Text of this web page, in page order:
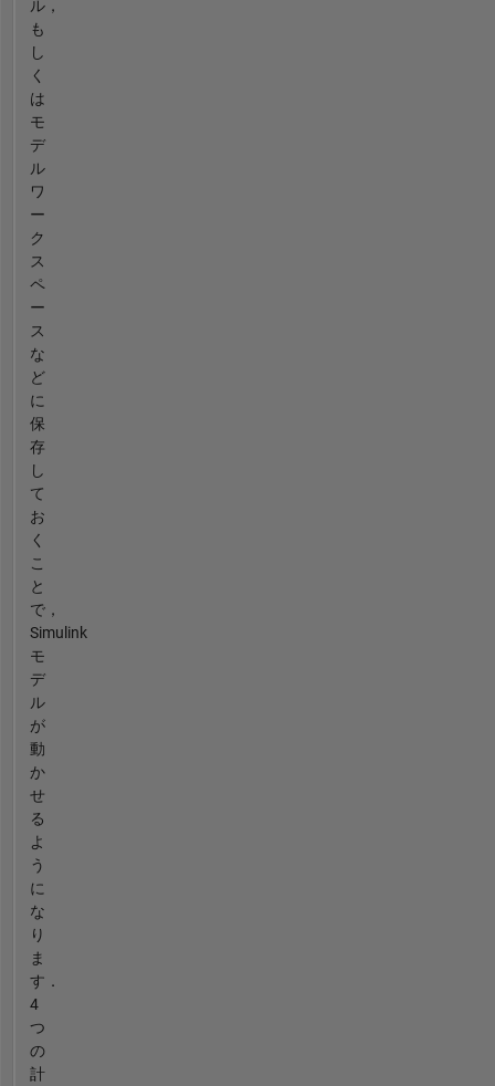
ル，
も
し
く
は
モ
デ
ル
ワ
ー
ク
ス
ペ
ー
ス
な
ど
に
保
存
し
て
お
く
こ
と
で，
Simulink
モ
デ
ル
が
動
か
せ
る
よ
う
に
な
り
ま
す．
4
つ
の
計